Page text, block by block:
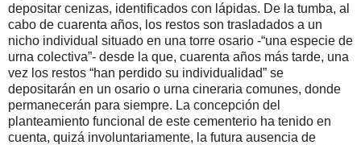
depositar cenizas, identificados con lápidas. De la tumba, al
cabo de cuarenta años, los restos son trasladados a un
nicho individual situado en una torre osario -“una especie de
urna colectiva”- desde la que, cuarenta años más tarde, una
vez los restos “han perdido su individualidad” se
depositarán en un osario o urna cineraria comunes, donde
permanecerán para siempre. La concepción del
planteamiento funcional de este cementerio ha tenido en
cuenta, quizá involuntariamente, la futura ausencia de